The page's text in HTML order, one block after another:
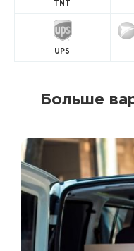
TNT
UPS
Больше